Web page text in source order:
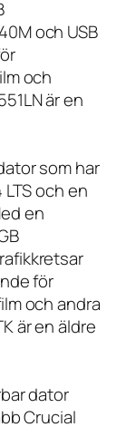
och USB
och
är en
som har
och en
en
för
och andra
är en äldre
dator
Crucial